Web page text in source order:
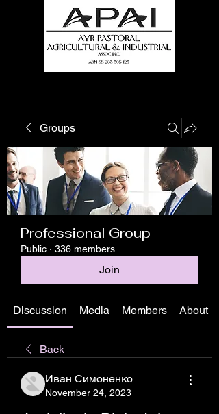
Groups
Professional Group
Public · 336 members
Join
Discussion Media Members About
Back
Иван Симоненко
November 24, 2023